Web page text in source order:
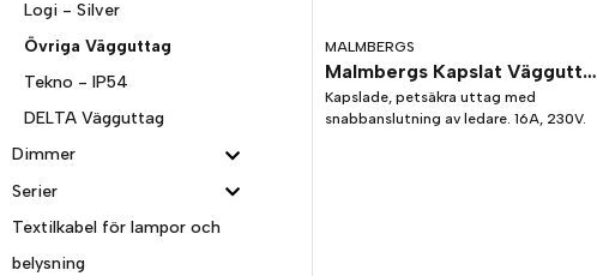
Logi - Silver
Övriga Vägguttag
Tekno - IP54
DELTA Vägguttag
Dimmer
Serier
Textilkabel för lampor och
belysning
MALMBERGS
Malmbergs Kapslat Vägguttag Nordic 1-Vägs Vit IP44
Kapslade, petsäkra uttag med
snabbanslutning av ledare. 16A, 230V.